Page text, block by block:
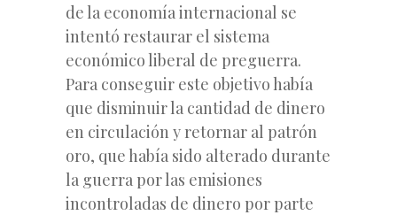
de la economía internacional se
intentó restaurar el sistema
económico liberal de preguerra.
Para conseguir este objetivo había
que disminuir la cantidad de dinero
en circulación y retornar al patrón
oro, que había sido alterado durante
la guerra por las emisiones
incontroladas de dinero por parte